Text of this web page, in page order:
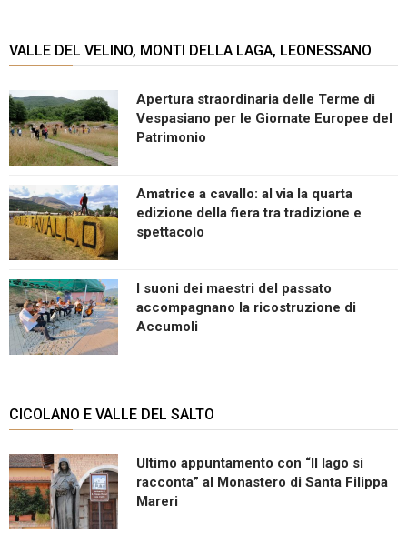
VALLE DEL VELINO, MONTI DELLA LAGA, LEONESSANO
Apertura straordinaria delle Terme di
Vespasiano per le Giornate Europee del
Patrimonio
Amatrice a cavallo: al via la quarta
edizione della fiera tra tradizione e
spettacolo
I suoni dei maestri del passato
accompagnano la ricostruzione di
Accumoli
CICOLANO E VALLE DEL SALTO
Ultimo appuntamento con “Il lago si
racconta” al Monastero di Santa Filippa
Mareri